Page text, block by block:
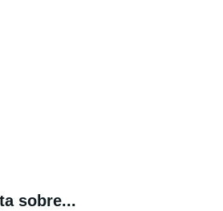
sobre...